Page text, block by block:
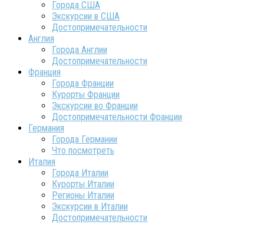
Города США
Экскурсии в США
Достопримечательности
Англия
Города Англии
Достопримечательности
Франция
Города Франции
Курорты Франции
Экскурсии во Франции
Достопримечательности Франции
Германия
Города Германии
Что посмотреть
Италия
Города Италии
Курорты Италии
Регионы Италии
Экскурсии в Италии
Достопримечательности